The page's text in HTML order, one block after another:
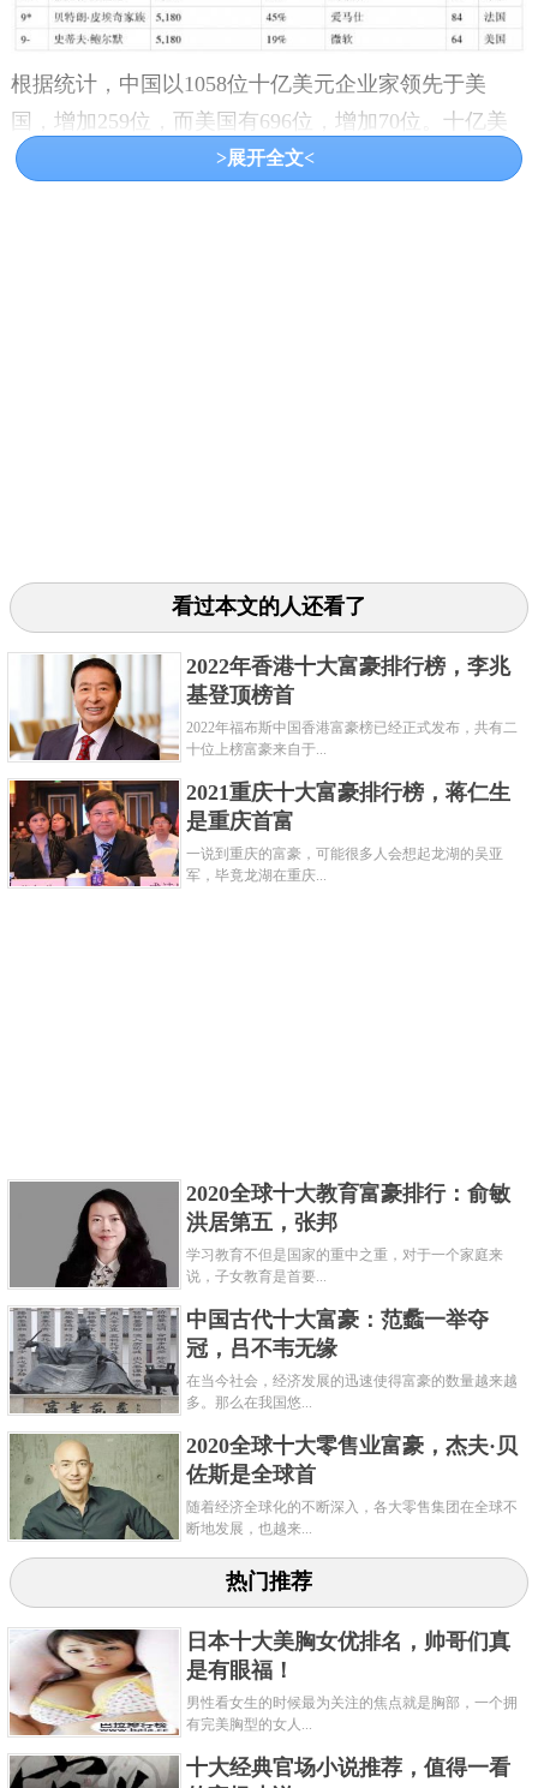
根据统计，中国以1058位十亿美元企业家领先于美
国，增加259位，而美国有696位，增加70位。十亿美
元企业家最集中的10个城市中有6个在中国。北京连续
>展开全文<
看过本文的人还看了
2022年香港十大富豪排行榜，李兆
基登顶榜首
2022年福布斯中国香港富豪榜已经正式发布，共有二
十位上榜富豪来自于...
2021重庆十大富豪排行榜，蒋仁生
是重庆首富
一说到重庆的富豪，可能很多人会想起龙湖的吴亚
军，毕竟龙湖在重庆...
2020全球十大教育富豪排行：俞敏
洪居第五，张邦
学习教育不但是国家的重中之重，对于一个家庭来
说，子女教育是首要...
中国古代十大富豪：范蠡一举夺
冠，吕不韦无缘
在当今社会，经济发展的迅速使得富豪的数量越来越
多。那么在我国悠...
2020全球十大零售业富豪，杰夫·贝
佐斯是全球首
随着经济全球化的不断深入，各大零售集团在全球不
断地发展，也越来...
热门推荐
日本十大美胸女优排名，帅哥们真
是有眼福！
男性看女生的时候最为关注的焦点就是胸部，一个拥
有完美胸型的女人...
十大经典官场小说推荐，值得一看